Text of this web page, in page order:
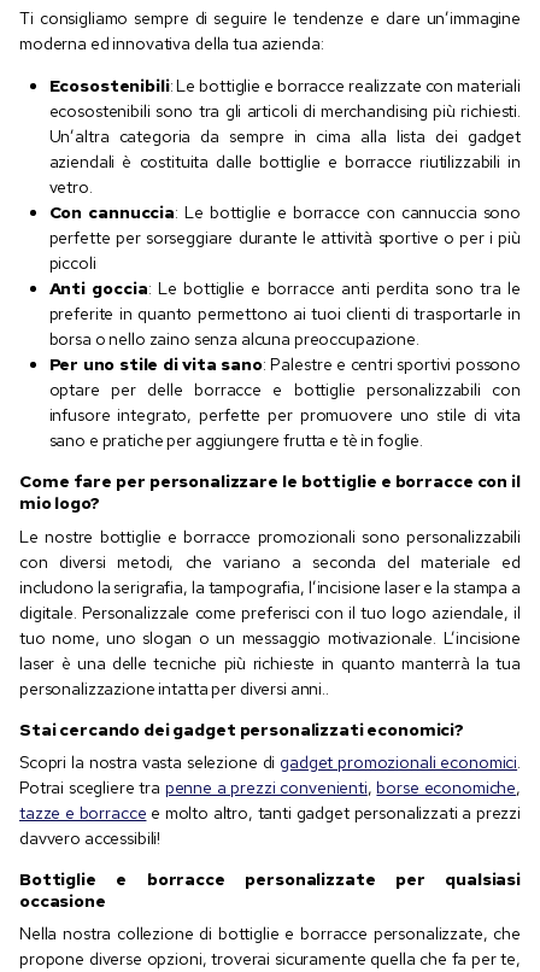
Ti consigliamo sempre di seguire le tendenze e dare un’immagine
moderna ed innovativa della tua azienda:
Ecosostenibili: Le bottiglie e borracce realizzate con materiali
ecosostenibili sono tra gli articoli di merchandising più richiesti.
Un’altra categoria da sempre in cima alla lista dei gadget
aziendali è costituita dalle bottiglie e borracce riutilizzabili in
vetro.
Con cannuccia: Le bottiglie e borracce con cannuccia sono
perfette per sorseggiare durante le attività sportive o per i più
piccoli
Anti goccia: Le bottiglie e borracce anti perdita sono tra le
preferite in quanto permettono ai tuoi clienti di trasportarle in
borsa o nello zaino senza alcuna preoccupazione.
Per uno stile di vita sano: Palestre e centri sportivi possono
optare per delle borracce e bottiglie personalizzabili con
infusore integrato, perfette per promuovere uno stile di vita
sano e pratiche per aggiungere frutta e tè in foglie.
Come fare per personalizzare le bottiglie e borracce con il
mio logo?
Le nostre bottiglie e borracce promozionali sono personalizzabili
con diversi metodi, che variano a seconda del materiale ed
includono la serigrafia, la tampografia, l’incisione laser e la stampa a
digitale. Personalizzale come preferisci con il tuo logo aziendale, il
tuo nome, uno slogan o un messaggio motivazionale. L’incisione
laser è una delle tecniche più richieste in quanto manterrà la tua
personalizzazione intatta per diversi anni..
Stai cercando dei gadget personalizzati economici?
Scopri la nostra vasta selezione di gadget promozionali economici.
Potrai scegliere tra penne a prezzi convenienti,borse economiche,
tazze e borracce e molto altro, tanti gadget personalizzati a prezzi
davvero accessibili!
Bottiglie e borracce personalizzate per qualsiasi
occasione
Nella nostra collezione di bottiglie e borracce personalizzate, che
propone diverse opzioni, troverai sicuramente quella che fa per te,